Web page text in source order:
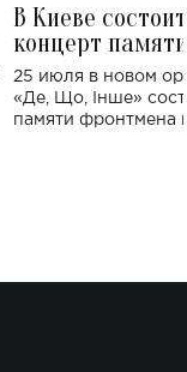
В Киеве
концерт
Клименко:
исполнят песни
25 июля в новом
«Де, Що, Інше»
памяти фронтмена